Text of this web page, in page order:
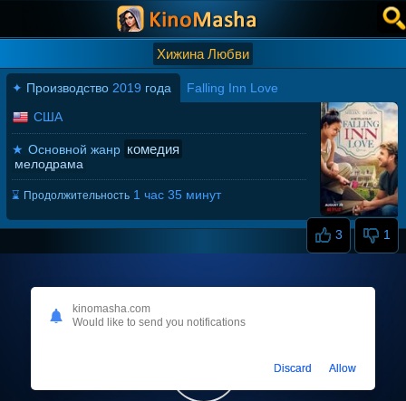
Хижина Любви
✦ Производство 2019 года Falling Inn Love
3 1
США
★ Основной жанр комедия
мелодрама
⌛ Продолжительность 1 час 35 минут
kinomasha.com
Would like to send you notifications
Discard Allow